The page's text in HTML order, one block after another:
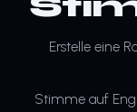
Erstelle eine
Stimme auf